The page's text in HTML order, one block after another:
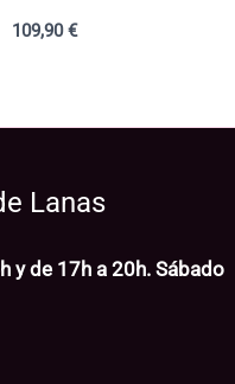
109,90€
Lanas
y de 17h a 20h. Sábado